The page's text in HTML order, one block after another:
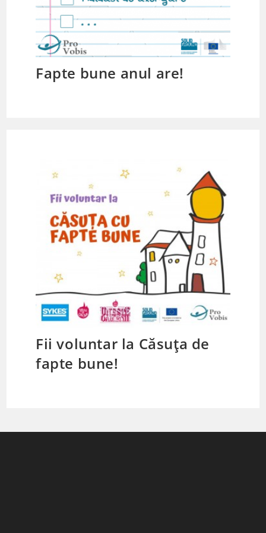
Fapte bune anul are!
Fii voluntar la Căsuța de
fapte bune!